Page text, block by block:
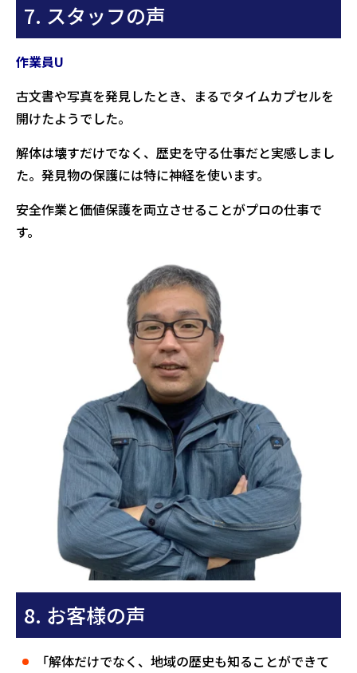
7. スタッフの声
作業員U
古文書や写真を発見したとき、まるでタイムカプセルを
開けたようでした。
解体は壊すだけでなく、歴史を守る仕事だと実感しまし
た。発見物の保護には特に神経を使います。
安全作業と価値保護を両立させることがプロの仕事で
す。
8. お客様の声
「解体だけでなく、地域の歴史も知ることができて